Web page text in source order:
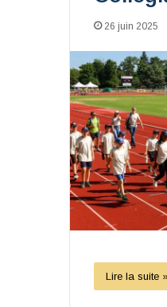
26 juin 2025
Lire la suite »